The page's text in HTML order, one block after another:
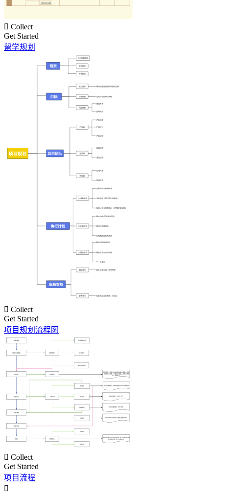
 Collect
Get Started
留学规划
 Collect
Get Started
项目规划流程图
 Collect
Get Started
项目流程
